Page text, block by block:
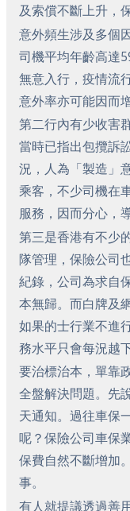
及索償不斷上升，
意外頻生涉及多個
司機平均年齡高達
無意入行，疫情流
意外率亦可能因而增
第二行內有少收害
當時已指出包攬訴
況，人為「製造」
乘客，不少司機在
服務，因而分心，
第三是香港有不少
隊管理，保險公司
紀錄，公司為求自
本無歸。而白牌及
如果的士行業不進
務水平只會每況越下
要治標治本，單靠
全盤解決問題。先
天通知。過往車保
呢？保險公司車保
保費自然不斷增加
事。
有人就提議透過善